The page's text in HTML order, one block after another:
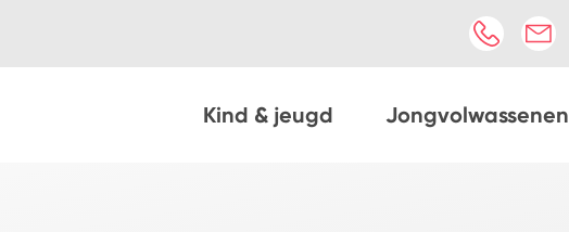
Kind & jeugd Jongvolwassenen